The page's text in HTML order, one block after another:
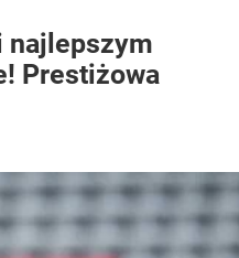
najlepszym
Prestiżowa